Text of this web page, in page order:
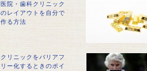
医院・歯科クリニック
のレイアウトを自分で
作る方法
クリニックをバリアフ
リー化するときのポイ